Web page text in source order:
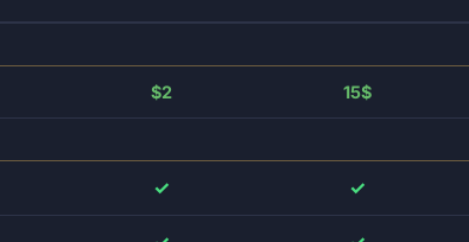
$2 15$
✓ ✓